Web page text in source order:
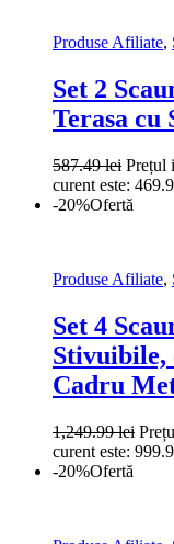
Produse Afiliate,
Set 2
Terasa
587.49lei Prețul
curent este:
-20%Ofertă
Produse Afiliate,
Set 4
Stivuibile,
Cadru
1,249.99lei
curent este:
-20%Ofertă